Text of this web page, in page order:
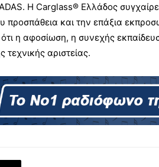
Η Carglass® Ελλάδος
προσπάθεια και την επάξια
ότι η αφοσίωση, η συνεχής
τεχνικής αριστείας.